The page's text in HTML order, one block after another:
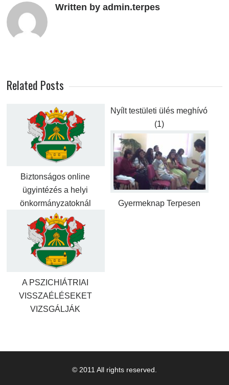
Written by admin.terpes
Related Posts
Biztonságos online
ügyintézés a helyi
önkormányzatoknál
Nyílt testületi ülés meghívó
(1)
Gyermeknap Terpesen
A PSZICHIÁTRIAI
VISSZAÉLÉSEKET
VIZSGÁLJÁK
© 2011 All rights reserved.